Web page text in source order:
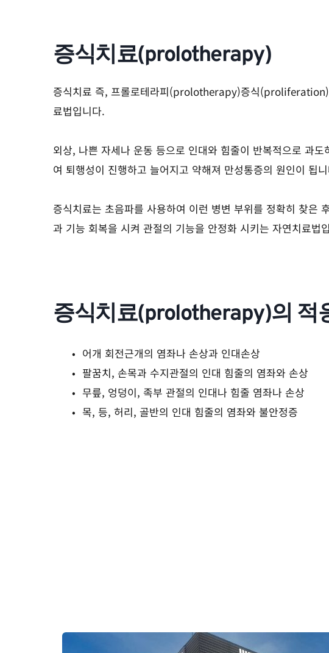
증식치료(prolotherapy)
증식치료 즉, 프롤로테라피(prolotherapy)증식(proliferation)
료법입니다.
외상, 나쁜 자세나 운동 등으로 인대와 힘줄이 반복적으로 과
여 퇴행성이 진행하고 늘어지고 약해져 만성통증의 원인이 됩
증식치료는 초음파를 사용하여 이런 병변 부위를 정확히 찾은
과 기능 회복을 시켜 관절의 기능을 안정화 시키는 자연치료법
증식치료(prolotherapy)의 적
어개 회전근개의 염좌나 손상과 인대손상
팔꿈치, 손목과 수지관절의 인대 힘줄의 염좌와 손상
무릎, 엉덩이, 족부 관절의 인대나 힘줄 염좌나 손상
목, 등, 허리, 골반의 인대 힘줄의 염좌와 불안정증